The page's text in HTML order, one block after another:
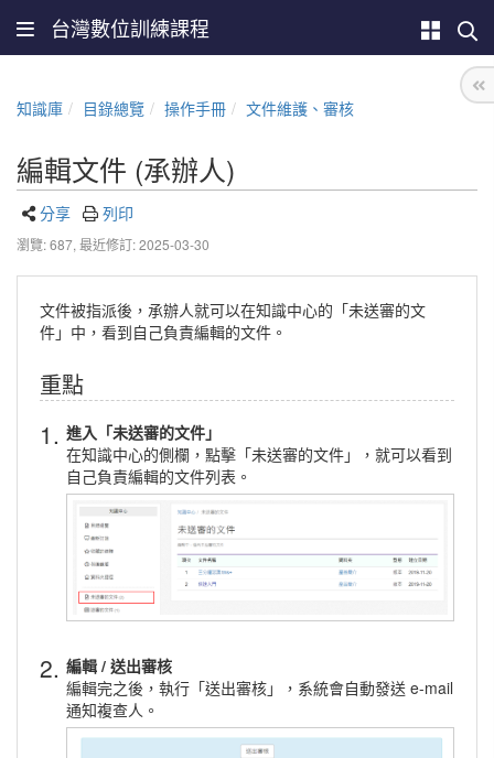
台灣數位訓練課程
知識庫 目錄總覽 操作手冊 文件維護、審核
編輯文件 (承辦人)
分享 列印
瀏覽: 687, 最近修訂: 2025-03-30
文件被指派後，承辦人就可以在知識中心的「未送審的文
件」中，看到自己負責編輯的文件。
重點
1. 進入「未送審的文件」
在知識中心的側欄，點擊「未送審的文件」，就可以看到
自己負責編輯的文件列表。
2. 編輯 / 送出審核
編輯完之後，執行「送出審核」，系統會自動發送 e-mail
通知複查人。